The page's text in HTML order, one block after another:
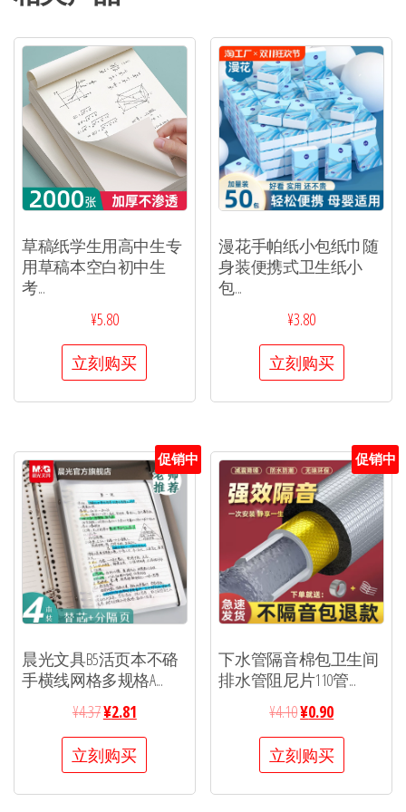
草稿纸学生用高中生专
用草稿本空白初中生
考...
¥5.80
立刻购买
漫花手帕纸小包纸巾随
身装便携式卫生纸小
包...
¥3.80
立刻购买
促销中
晨光文具B5活页本不硌
手横线网格多规格A...
¥4.37¥2.81
立刻购买
促销中
下水管隔音棉包卫生间
排水管阻尼片110管...
¥4.10¥0.90
立刻购买